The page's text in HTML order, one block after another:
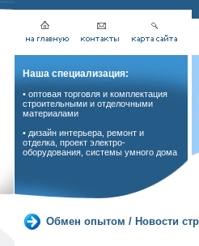
Наша специализация:
• оптовая торговля и комплектация
строительными и отделочными
материалами
• дизайн интерьера, ремонт и
отделка, проект электро-
оборудования, системы умного дома
Обмен опытом / Новости